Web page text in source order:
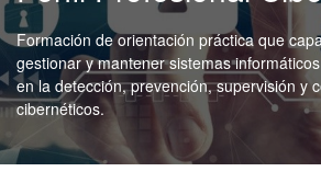
Formación de orientación práctica que
gestionar y mantener sistemas
en la detección, prevención, supervisión y
cibernéticos.